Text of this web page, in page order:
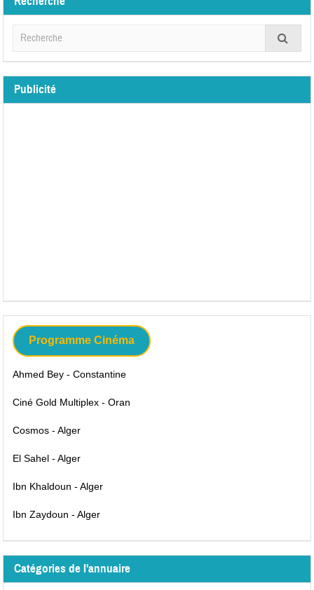
Publicité
Programme Cinéma
Ahmed Bey - Constantine
Ciné Gold Multiplex - Oran
Cosmos - Alger
El Sahel - Alger
Ibn Khaldoun - Alger
Ibn Zaydoun - Alger
Catégories de l'annuaire